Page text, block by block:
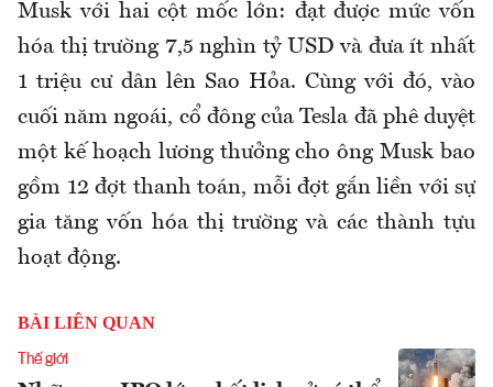
Musk với hai cột mốc lớn: đạt được mức vốn
hóa thị trường 7,5 nghìn tỷ USD và đưa ít nhất
1 triệu cư dân lên Sao Hỏa. Cùng với đó, vào
cuối năm ngoái, cổ đông của Tesla đã phê duyệt
một kế hoạch lương thưởng cho ông Musk bao
gồm 12 đợt thanh toán, mỗi đợt gắn liền với sự
gia tăng vốn hóa thị trường và các thành tựu
hoạt động.
BÀI LIÊN QUAN
Thế giới